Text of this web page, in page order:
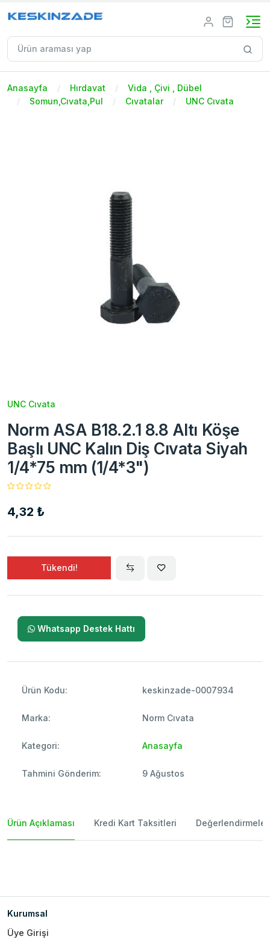
Anasayfa Hırdavat
Vida , Çivi , Dübel
Somun,Cıvata,Pul
Cıvatalar UNC Cıvata
UNC Cıvata
Norm ASA B18.2.1 8.8 Altı Köşe
Başlı UNC Kalın Diş Cıvata Siyah
1/4*75 mm (1/4*3")
4,32 ₺
Tükendi!
Whatsapp Destek Hattı
Ürün Kodu: keskinzade-0007934
Marka: Norm Cıvata
Kategori: Anasayfa
Tahmini Gönderim: 9 Ağustos
Ürün Açıklaması Kredi Kart Taksitleri Değerlendirmeler
Kurumsal
Üye Girişi